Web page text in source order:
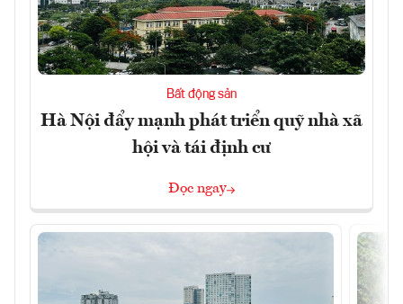
Bất động sản
Hà Nội đẩy mạnh phát triển quỹ nhà xã
hội và tái định cư
Đọc ngay